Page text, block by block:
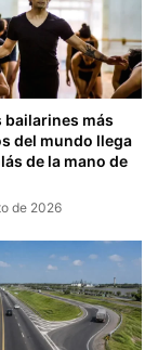
bailarines más
del mundo llega
de la mano de
de 2026